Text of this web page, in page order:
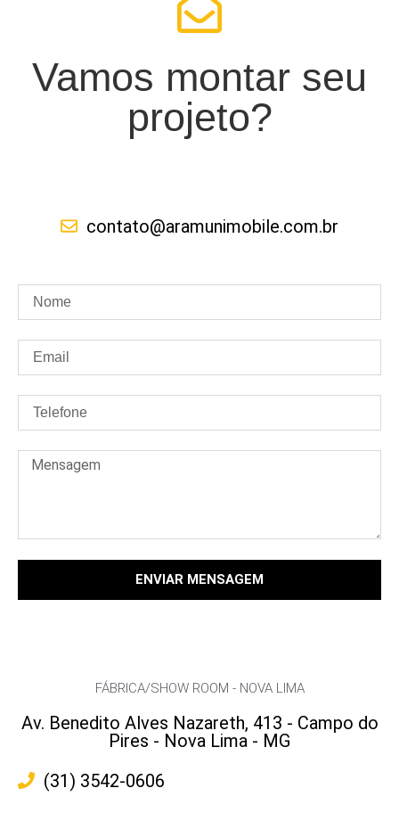
Vamos montar seu
projeto?
FÁBRICA/SHOW ROOM - NOVA LIMA
Av. Benedito Alves Nazareth, 413 - Campo do
Pires - Nova Lima - MG
(31) 3542-0606
contato@aramunimobile.com.br
ENVIAR MENSAGEM